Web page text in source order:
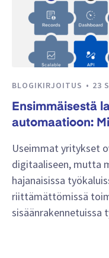
BLOGIKIRJOITUS 23
Ensimmäisestä
automaatioon:
Useimmat yritykset
digitaaliseen, mutta
hajanaisissa
riittämättömissä
sisäänrakennetuissa